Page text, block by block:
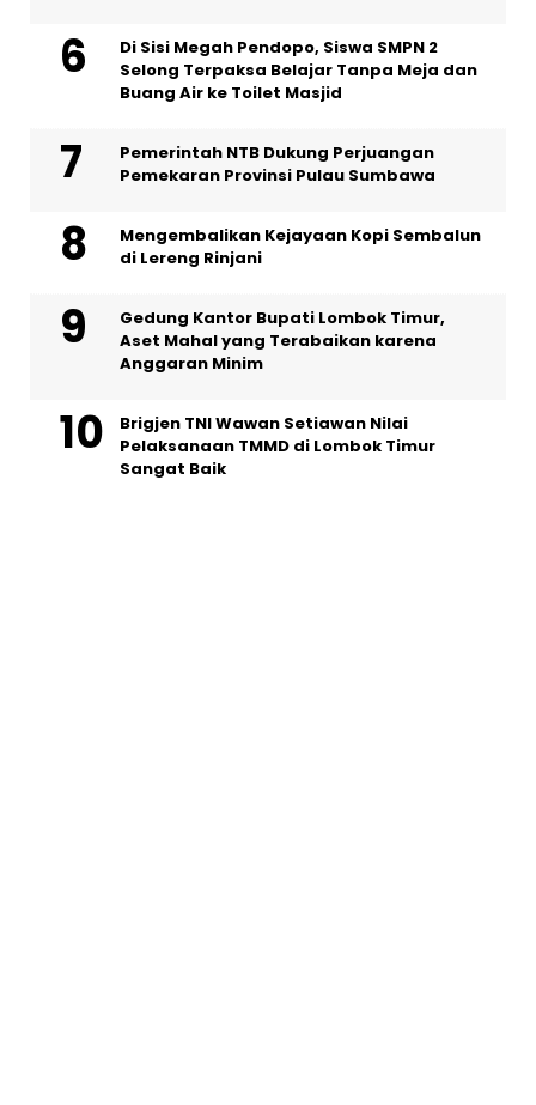
Di Sisi Megah Pendopo, Siswa SMPN 2
Selong Terpaksa Belajar Tanpa Meja dan
Buang Air ke Toilet Masjid
Pemerintah NTB Dukung Perjuangan
Pemekaran Provinsi Pulau Sumbawa
Mengembalikan Kejayaan Kopi Sembalun
di Lereng Rinjani
Gedung Kantor Bupati Lombok Timur,
Aset Mahal yang Terabaikan karena
Anggaran Minim
Brigjen TNI Wawan Setiawan Nilai
Pelaksanaan TMMD di Lombok Timur
Sangat Baik